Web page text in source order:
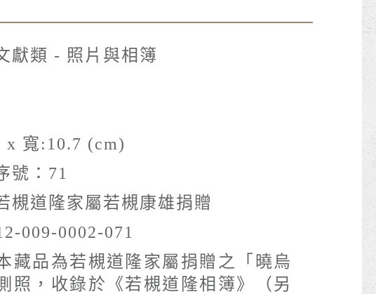
獻類 - 照片與相簿
x 寬:10.7 (cm)
號：71
槻道隆家屬若槻康雄捐贈
009-0002-071
藏品為若槻道隆家屬捐贈之「曉烏
照，收錄於《若槻道隆相簿》（另